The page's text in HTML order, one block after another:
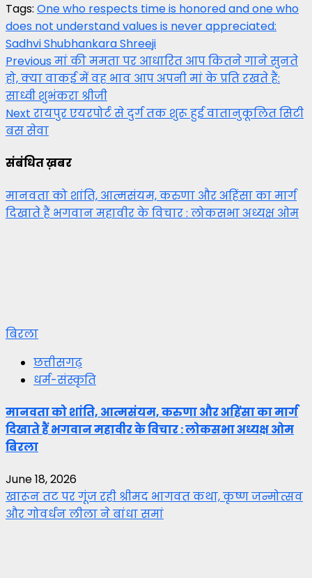
Tags: One who respects time is honored and one who
does not understand values ​​is never appreciated:
Sadhvi Shubhankara Shreeji
Post
navigation
Previousमां की ममता पर आधारित आप कितने गाने सुनते
हो, क्या वाकई में वह भाव आप अपनी मां के प्रति रखते हैं:
साध्वी शुभंकरा श्रीजी
Next रायपुर एयरपोर्ट से दुर्ग तक शुरू हुई वातानुकूलित सिटी
बस सेवा
संबंधित ख़बर
मानवता को शांति, आत्मसंयम, करुणा और अहिंसा का मार्ग
दिखाते हैं भगवान महावीर के विचार : लोकसभा अध्यक्ष ओम
बिरला
छत्तीसगढ़
धर्म-संस्कृति
मानवता को शांति, आत्मसंयम, करुणा और अहिंसा का मार्ग
दिखाते हैं भगवान महावीर के विचार : लोकसभा अध्यक्ष ओम
बिरला
June 18, 2026
खारून तट पर गूंज रही श्रीमद भागवत कथा, कृष्ण जन्मोत्सव
और गोवर्धन लीला ने बांधा समां